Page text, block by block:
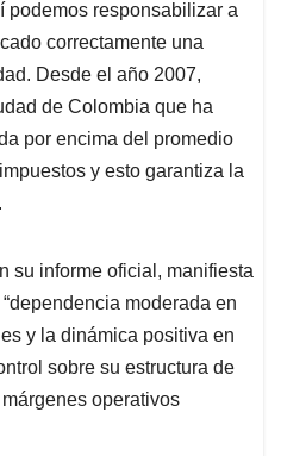
podemos responsabilizar a
correctamente una
Desde el año 2007,
de Colombia que ha
por encima del promedio
y esto garantiza la
su informe oficial, manifiesta
moderada en
y la dinámica positiva en
sobre su estructura de
operativos